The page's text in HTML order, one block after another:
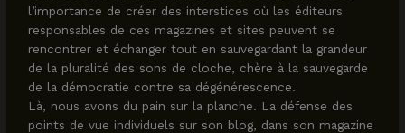
l’importance de créer des interstices où les éditeurs
responsables de ces magazines et sites peuvent se
rencontrer et échanger tout en sauvegardant la grandeur
de la pluralité des sons de cloche, chère à la sauvegarde
de la démocratie contre sa dégénérescence.
Là, nous avons du pain sur la planche. La défense des
points de vue individuels sur son blog, dans son magazine